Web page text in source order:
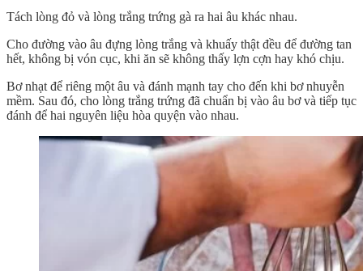
Tách lòng đỏ và lòng trắng trứng gà ra hai âu khác nhau.
Cho đường vào âu đựng lòng trắng và khuấy thật đều để đường tan
hết, không bị vón cục, khi ăn sẽ không thấy lợn cợn hay khó chịu.
Bơ nhạt để riêng một âu và đánh mạnh tay cho đến khi bơ nhuyễn
mềm. Sau đó, cho lòng trắng trứng đã chuẩn bị vào âu bơ và tiếp tục
đánh để hai nguyên liệu hòa quyện vào nhau.